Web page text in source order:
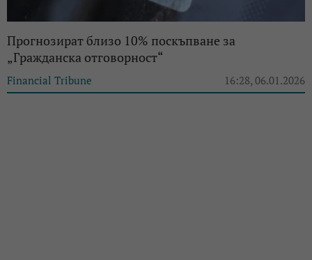
Прогнозират близо 10% поскъпване за
„Гражданска отговорност“
Financial Tribune 16:28, 06.01.2026